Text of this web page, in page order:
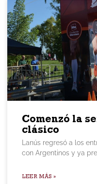
Comenzó la
clásico
Lanús regresó a los
con Argentinos y ya
LEER MÁS »